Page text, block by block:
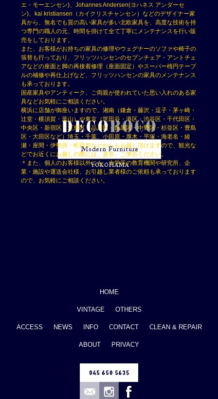
エ・モーエンセン)、Johannes Andersen(ヨハネス アンダーセ
ン)、kai kristiansen（カイクリスチャンセン）などのデザイナー家
具から、無名でも質の高い家具が多い北欧家具を、高度な技術を持
つ専門の職人の元、時間を掛けて全て丁寧にメンテナンスを行い販
売をしております。
また、お客様がお持ちの家具の修理やウェグナーのソファや椅子の
張替も行っており、フリッツハンセンのセブンチェア・アントチェ
アなどの座面と脚の再接着修理（座面固定）やスーパー楕円テーブ
ルの補修や再仕上げなど、フリッツハンセンの家具のメンテナンス
も承っております。
国産家具やアンティーク、ご両親が使われていた思い入れのある家
具などお気軽にご相談ください。
横浜に店舗が御座いますので、湘南（鎌倉・藤沢・逗子・茅ヶ崎・
辻堂・横須賀・葉山）や東京（世田谷・港区・渋谷区・千代田区・
中央区・新宿区・江東区・品川区・目黒区・中野区・杉並区・豊島
区・大田区など）埼玉・千葉、小田原・厚木・平塚・海老名・綾
瀬・座間・伊勢原・町田市などからもお越し頂けますので、観光な
どでお近くにお越しの際には、是非、ご来店ください。
＊また、個人のお客様以外にも、大学等の教育機関や研究所、企
業・施設や運送会社様、お引越し業者様のご依頼も承っております
ので、お気軽にご相談ください。
HOME
VINTAGE OTHERS
ACCESS NEWS INFO CONTACT CLEAN & REPAIR
ABOUT PRIVACY